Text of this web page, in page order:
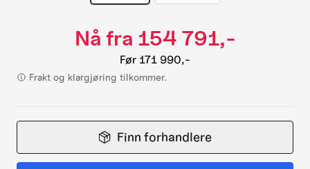
Nå fra 154 791,-
Før 171 990,-
Frakt og klargjøring tilkommer.
Finn forhandlere